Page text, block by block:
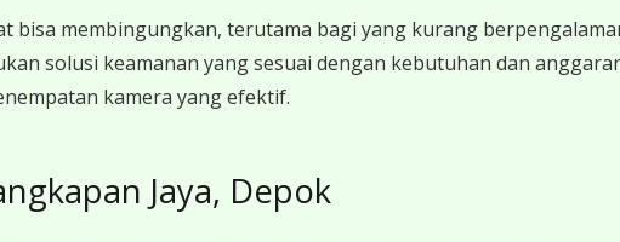
bisa membingungkan, terutama bagi yang kurang
solusi keamanan yang sesuai dengan kebutuhan dan
kamera yang efektif.
Jaya, Depok